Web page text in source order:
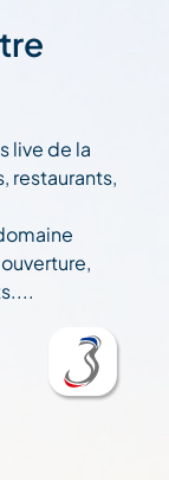
live de la
restaurants,